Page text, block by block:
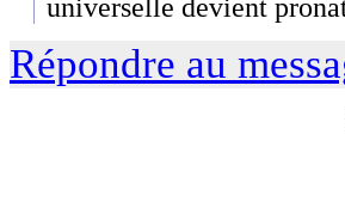
Répondre au